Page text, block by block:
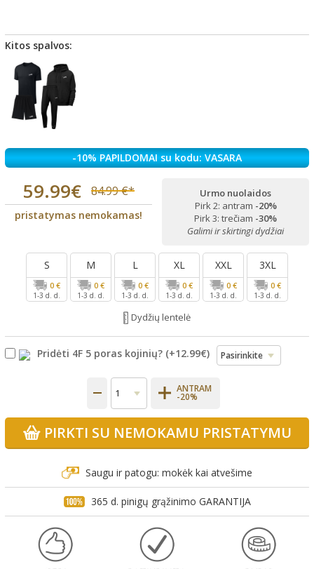
Kitos spalvos:
-10% PAPILDOMAI su kodu: VASARA
59.99€ 84.99 €*
pristatymas nemokamas!
Urmo nuolaidos
Pirk 2: antram -20%
Pirk 3: trečiam -30%
Galimi ir skirtingi dydžiai
S
0 €
1-3 d. d.
M
0 €
1-3 d. d.
L
0 €
1-3 d. d.
XL
0 €
1-3 d. d.
XXL
0 €
1-3 d. d.
3XL
0 €
1-3 d. d.
Dydžių lentelė
Pridėti 4F 5 poras kojinių? (+12.99€)
ANTRAM
-20%
PIRKTI SU NEMOKAMU PRISTATYMU
Saugu ir patogu: mokėk kai atvešime
365 d. pinigų grąžinimo GARANTIJA